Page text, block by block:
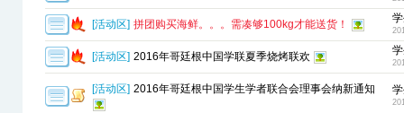
[活动区] 拼团购买海鲜。。。需凑够100kg才能送货！
[活动区] 2016年哥廷根中国学联夏季烧烤联欢
[活动区] 2016年哥廷根中国学生学者联合会理事会纳新通知